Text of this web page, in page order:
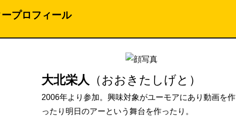
プロフィール
大北栄人 （おおきたしげと）
2006年より参加。興味対象がユーモアにあり動画を作
ったり明日のアーという舞台を作ったり。